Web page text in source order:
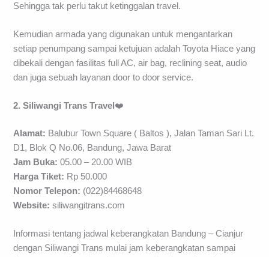
Sehingga tak perlu takut ketinggalan travel.
Kemudian armada yang digunakan untuk mengantarkan
setiap penumpang sampai ketujuan adalah Toyota Hiace yang
dibekali dengan fasilitas full AC, air bag, reclining seat, audio
dan juga sebuah layanan door to door service.
2. Siliwangi Trans Travel ❤️
Alamat: Balubur Town Square ( Baltos ), Jalan Taman Sari Lt.
D1, Blok Q No.06, Bandung, Jawa Barat
Jam Buka: 05.00 – 20.00 WIB
Harga Tiket: Rp 50.000
Nomor Telepon: (022)84468648
Website:siliwangitrans.com
Informasi tentang jadwal keberangkatan Bandung – Cianjur
dengan Siliwangi Trans mulai jam keberangkatan sampai